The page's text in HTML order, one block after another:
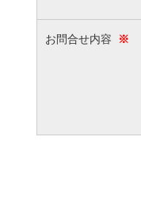
お問合せ内容 ※